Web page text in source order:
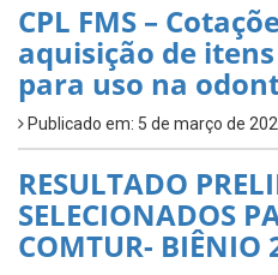
CPL FMS –
aquisição de
para uso na
Publicado em: 5 de março de
RESULTADO
SELECIONADOS
COMTUR- BIÊNIO